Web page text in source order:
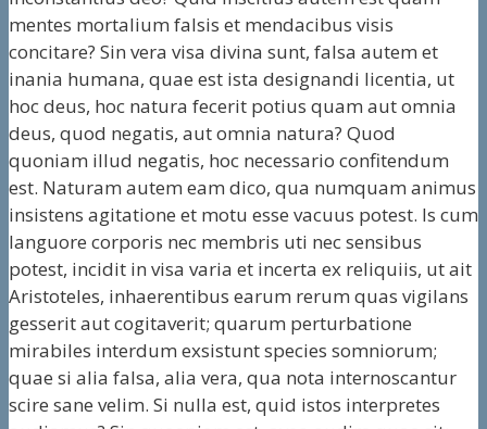
mentes mortalium falsis et mendacibus visis
concitare? Sin vera visa divina sunt, falsa autem et
inania humana, quae est ista designandi licentia, ut
hoc deus, hoc natura fecerit potius quam aut omnia
deus, quod negatis, aut omnia natura? Quod
quoniam illud negatis, hoc necessario confitendum
est. Naturam autem eam dico, qua numquam animus
insistens agitatione et motu esse vacuus potest. Is cum
languore corporis nec membris uti nec sensibus
potest, incidit in visa varia et incerta ex reliquiis, ut ait
Aristoteles, inhaerentibus earum rerum quas vigilans
gesserit aut cogitaverit; quarum perturbatione
mirabiles interdum exsistunt species somniorum;
quae si alia falsa, alia vera, qua nota internoscantur
scire sane velim. Si nulla est, quid istos interpretes